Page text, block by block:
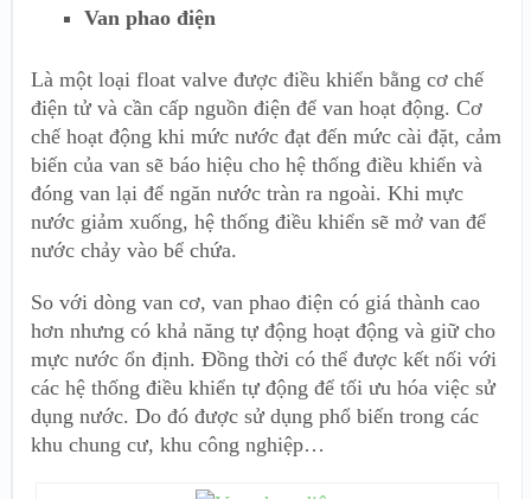
Van phao điện
Là một loại float valve được điều khiển bằng cơ chế
điện tử và cần cấp nguồn điện để van hoạt động. Cơ
chế hoạt động khi mức nước đạt đến mức cài đặt, cảm
biến của van sẽ báo hiệu cho hệ thống điều khiển và
đóng van lại để ngăn nước tràn ra ngoài. Khi mực
nước giảm xuống, hệ thống điều khiển sẽ mở van để
nước chảy vào bể chứa.
So với dòng van cơ, van phao điện có giá thành cao
hơn nhưng có khả năng tự động hoạt động và giữ cho
mực nước ổn định. Đồng thời có thể được kết nối với
các hệ thống điều khiển tự động để tối ưu hóa việc sử
dụng nước. Do đó được sử dụng phổ biến trong các
khu chung cư, khu công nghiệp…